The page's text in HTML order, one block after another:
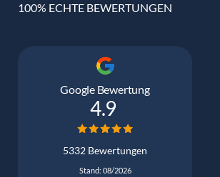
100% ECHTE BEWERTUNGEN
Google Bewertung
4.9
5332 Bewertungen
Stand: 08/2026